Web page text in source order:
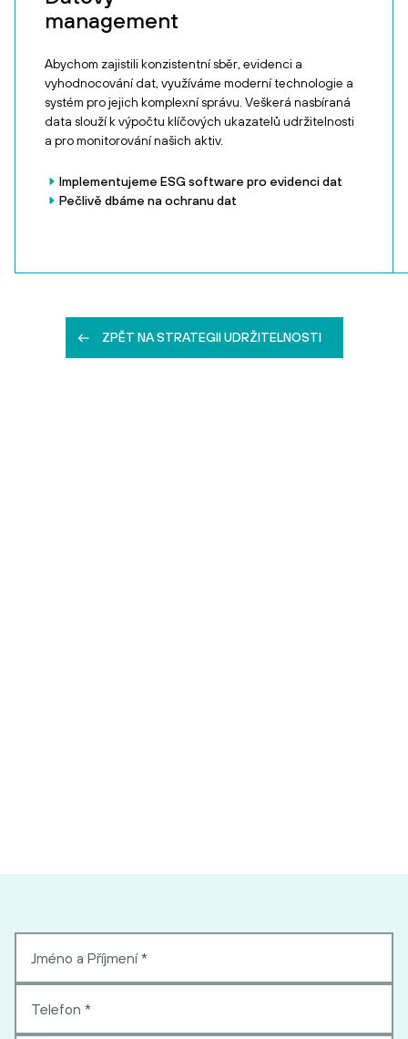
management
Abychom zajistili konzistentní sběr, evidenci a
vyhodnocování dat, využíváme moderní technologie a
systém pro jejich komplexní správu. Veškerá nasbíraná
data slouží k výpočtu klíčových ukazatelů udržitelnosti
a pro monitorování našich aktiv.
Implementujeme ESG software pro evidenci dat
Pečlivě dbáme na ochranu dat
ZPĚT NA STRATEGII UDRŽITELNOSTI